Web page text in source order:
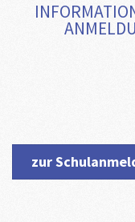
zur